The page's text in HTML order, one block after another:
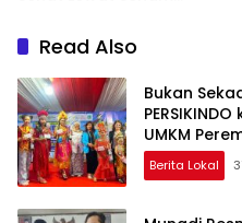
Konseling
Read Also
Bukan
UMKM
Berita Lokal